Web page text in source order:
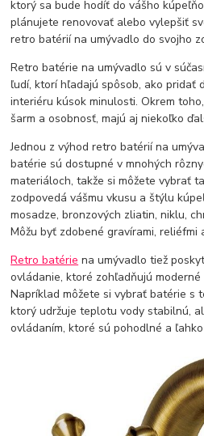
ktorý sa bude hodíť do vášho
plánujete renovovať alebo vylepšiť
retro batérií na umývadlo do svojho
Retro batérie na umývadlo sú v
ľudí, ktorí hľadajú spôsob, ako pridať
interiéru kúsok minulosti. Okrem
šarm a osobnosť, majú aj niekoľko
Jednou z výhod retro batérií na
batérie sú dostupné v mnohých
materiáloch, takže si môžete vybrať
zodpovedá vášmu vkusu a štýlu
mosadze, bronzových zliatin, niklu,
Môžu byť zdobené gravírami, reliéfmi
Retro batérie na umývadlo tiež
ovládanie, ktoré zohľadňujú
Napríklad môžete si vybrať batérie s
ktorý udržuje teplotu vody stabilnú,
ovládaním, ktoré sú pohodlné a